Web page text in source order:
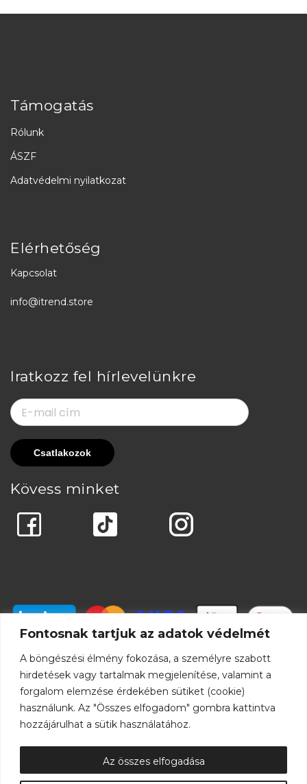
Fontosnak tartjuk az adatok védelmét
A böngészési élmény fokozása, a személyre szabott
hirdetések vagy tartalmak megjelenítése, valamint a
forgalom elemzése érdekében sütiket (cookie)
használunk. Az "Összes elfogadom" gombra kattintva
hozzájárulhat a sütik használatához.
Az összes elfogadása
Támogatás
Rólunk
ÁSZF
Adatvédelmi nyilatkozat
Elérhetőség
Kapcsolat
info@itrend.store
Iratkozz fel hírlevelünkre
Kövess minket